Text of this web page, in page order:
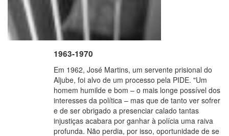
1963-1970
Em 1962, José Martins, um servente prisional do
Aljube, foi alvo de um processo pela PIDE. "Um
homem humilde e bom – o mais longe possível dos
interesses da política – mas que de tanto ver sofrer
e de ser obrigado a presenciar calado tantas
injustiças acabara por ganhar à polícia uma raiva
profunda. Não perdia, por isso, oportunidade de se